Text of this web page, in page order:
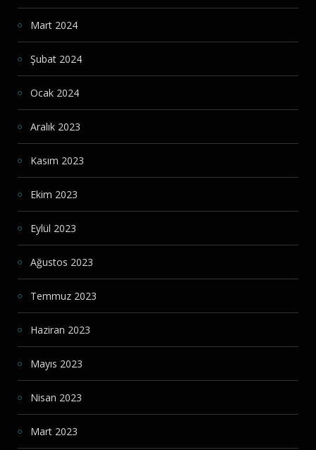
Mart 2024
Şubat 2024
Ocak 2024
Aralık 2023
Kasım 2023
Ekim 2023
Eylül 2023
Ağustos 2023
Temmuz 2023
Haziran 2023
Mayıs 2023
Nisan 2023
Mart 2023